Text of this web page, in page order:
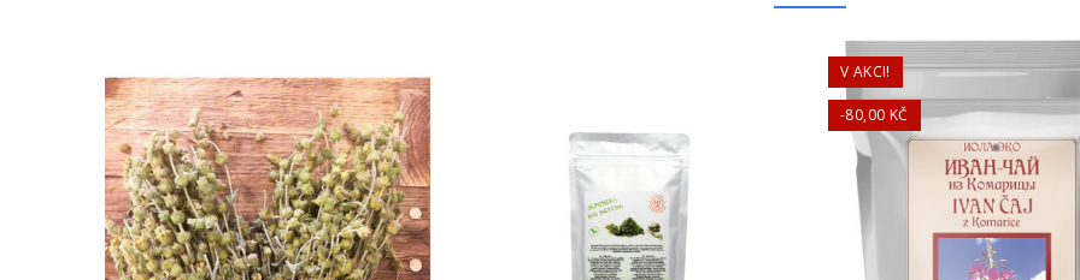
V AKCI!
-80,00 KČ